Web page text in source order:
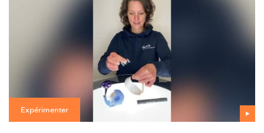
Expérimenter